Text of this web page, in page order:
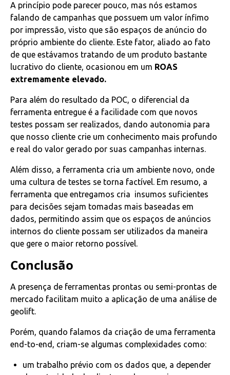
A princípio pode parecer pouco, mas nós estamos
falando de campanhas que possuem um valor ínfimo
por impressão, visto que são espaços de anúncio do
próprio ambiente do cliente. Este fator, aliado ao fato
de que estávamos tratando de um produto bastante
lucrativo do cliente, ocasionou em um ROAS
extremamente elevado.
Para além do resultado da POC, o diferencial da
ferramenta entregue é a facilidade com que novos
testes possam ser realizados, dando autonomia para
que nosso cliente crie um conhecimento mais profundo
e real do valor gerado por suas campanhas internas.
Além disso, a ferramenta cria um ambiente novo, onde
uma cultura de testes se torna factível. Em resumo, a
ferramenta que entregamos cria insumos suficientes
para decisões sejam tomadas mais baseadas em
dados, permitindo assim que os espaços de anúncios
internos do cliente possam ser utilizados da maneira
que gere o maior retorno possível.
Conclusão
A presença de ferramentas prontas ou semi-prontas de
mercado facilitam muito a aplicação de uma análise de
geolift.
Porém, quando falamos da criação de uma ferramenta
end-to-end, criam-se algumas complexidades como:
um trabalho prévio com os dados que, a depender